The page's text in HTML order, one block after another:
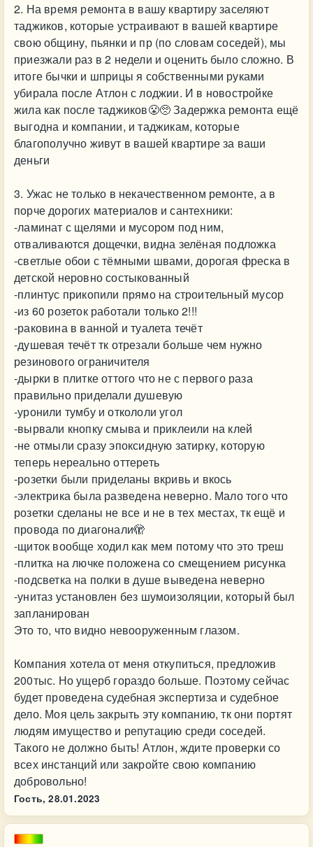
2. На время ремонта в вашу квартиру заселяют
таджиков, которые устраивают в вашей квартире
свою общину, пьянки и пр (по словам соседей), мы
приезжали раз в 2 недели и оценить было сложно. В
итоге бычки и шприцы я собственными руками
убирала после Атлон с лоджии. И в новостройке
жила как после таджиков😤🥺 Задержка ремонта ещё
выгодна и компании, и таджикам, которые
благополучно живут в вашей квартире за ваши
деньги
3. Ужас не только в некачественном ремонте, а в
порче дорогих материалов и сантехники:
-ламинат с щелями и мусором под ним,
отваливаются дощечки, видна зелёная подложка
-светлые обои с тёмными швами, дорогая фреска в
детской неровно состыкованный
-плинтус прикопили прямо на строительный мусор
-из 60 розеток работали только 2!!!
-раковина в ванной и туалета течёт
-душевая течёт тк отрезали больше чем нужно
резинового ограничителя
-дырки в плитке оттого что не с первого раза
правильно приделали душевую
-уронили тумбу и откололи угол
-вырвали кнопку смыва и приклеили на клей
-не отмыли сразу эпоксидную затирку, которую
теперь нереально оттереть
-розетки были приделаны вкривь и вкось
-электрика была разведена неверно. Мало того что
розетки сделаны не все и не в тех местах, тк ещё и
провода по диагонали🫣
-щиток вообще ходил как мем потому что это треш
-плитка на лючке положена со смещением рисунка
-подсветка на полки в душе выведена неверно
-унитаз установлен без шумоизоляции, который был
запланирован
Это то, что видно невооруженным глазом.
Компания хотела от меня откупиться, предложив
200тыс. Но ущерб гораздо больше. Поэтому сейчас
будет проведена судебная экспертиза и судебное
дело. Моя цель закрыть эту компанию, тк они портят
людям имущество и репутацию среди соседей.
Такого не должно быть! Атлон, ждите проверки со
всех инстанций или закройте свою компанию
добровольно!
Гость, 28.01.2023